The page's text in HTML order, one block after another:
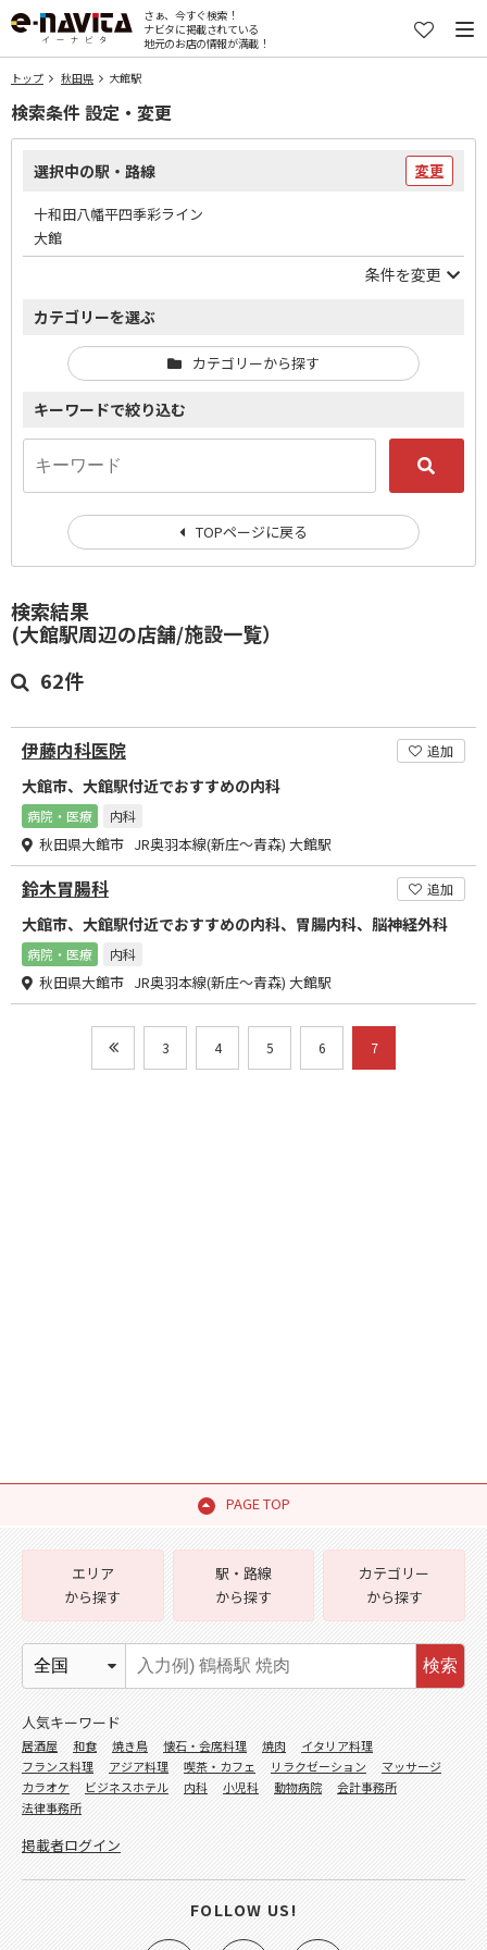
さぁ、今すぐ検索！
ナビタに掲載されている
地元のお店の情報が満載！
トップ 秋田県 大館駅
検索結果
(大館駅周辺の店舗/施設一覧）
62件
伊藤内科医院 追加
大館市、大館駅付近でおすすめの内科
病院・医療 内科
秋田県大館市 JR奥羽本線(新庄～青森) 大館駅
鈴木胃腸科 追加
大館市、大館駅付近でおすすめの内科、胃腸内科、脳神経外科
病院・医療 内科
秋田県大館市 JR奥羽本線(新庄～青森) 大館駅
3 4 5 6 7
検索条件 設定・変更
選択中の駅・路線 変更
十和田八幡平四季彩ライン
大館
条件を変更
カテゴリーを選ぶ
カテゴリーから探す
キーワードで絞り込む
TOPページに戻る
PAGE TOP
エリア
から探す
駅・路線
から探す
カテゴリー
から探す
検索
人気キーワード
居酒屋 和食 焼き鳥 懐石・会席料理 焼肉
イタリア料理
フランス料理
アジア料理 喫茶・カフェ リラクゼーション
マッサージ
カラオケ
ビジネスホテル 内科 小児科 動物病院
会計事務所
法律事務所
掲載者ログイン
FOLLOW US!